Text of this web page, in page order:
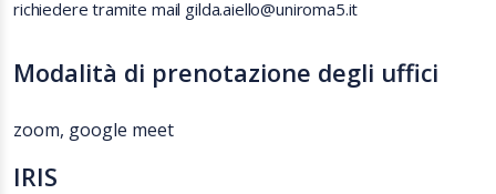
richiedere tramite mail gilda.aiello@uniroma5.it
Modalità di prenotazione degli uffici
zoom, google meet
IRIS